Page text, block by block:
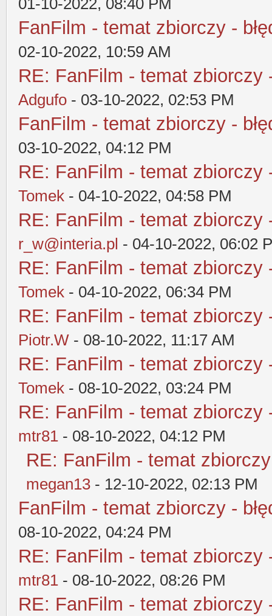
01-10-2022, 08:40 PM
FanFilm - temat zbiorczy -
02-10-2022, 10:59 AM
RE: FanFilm - temat zbiorczy
Adgufo - 03-10-2022, 02:53 PM
FanFilm - temat zbiorczy -
03-10-2022, 04:12 PM
RE: FanFilm - temat zbiorczy
Tomek - 04-10-2022, 04:58 PM
RE: FanFilm - temat zbiorczy
r_w@interia.pl - 04-10-2022, 06:02
RE: FanFilm - temat zbiorczy
Tomek - 04-10-2022, 06:34 PM
RE: FanFilm - temat zbiorczy
Piotr.W - 08-10-2022, 11:17 AM
RE: FanFilm - temat zbiorczy
Tomek - 08-10-2022, 03:24 PM
RE: FanFilm - temat zbiorczy
mtr81 - 08-10-2022, 04:12 PM
RE: FanFilm - temat
megan13 - 12-10-2022, 02:13 PM
FanFilm - temat zbiorczy -
08-10-2022, 04:24 PM
RE: FanFilm - temat zbiorczy
mtr81 - 08-10-2022, 08:26 PM
RE: FanFilm - temat zbiorczy